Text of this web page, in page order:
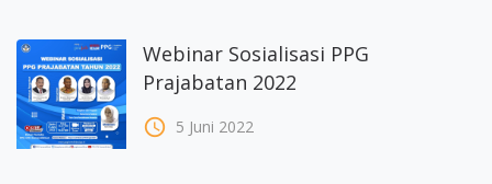
Webinar Sosialisasi PPG
Prajabatan 2022
access_time 5 Juni 2022